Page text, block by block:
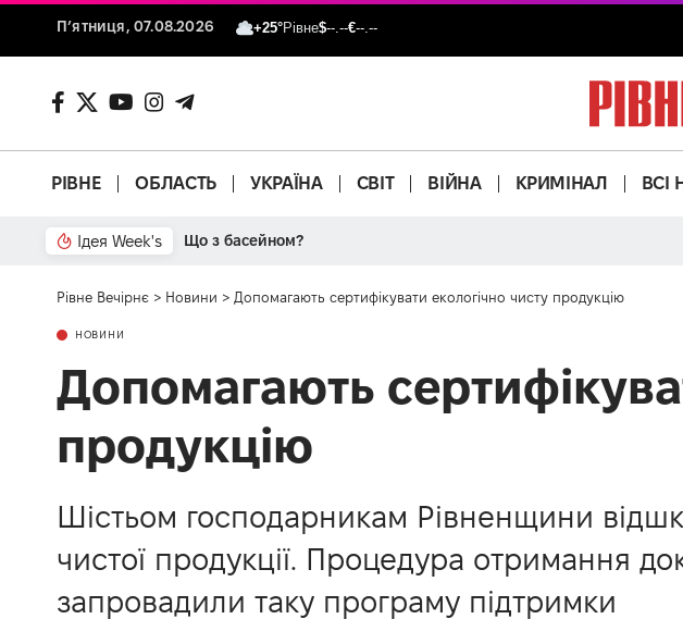
П’ятниця, 07.08.2026 +25°Рівне$--.--€--.--
РІВНЕ ОБЛАСТЬ УКРАЇНА СВІТ ВІЙНА КРИМІНАЛ ВСІ
Ідея Week's Що з басейном?
Рівне Вечірнє > Новини > Допомагають сертифікувати екологічно чисту продукцію
НОВИНИ
Допомагають
продукцію
Шістьом господарникам Рівненщини
чистої продукції. Процедура отримання
запровадили таку програму підтримки